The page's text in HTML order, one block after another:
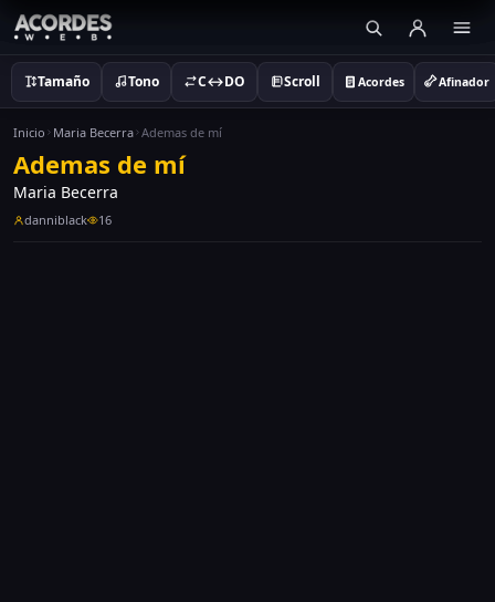
Tamaño Tono C↔DO Scroll Acordes Afinador
Inicio Maria Becerra Ademas de mí
Ademas de mí
Maria Becerra
danniblack 16